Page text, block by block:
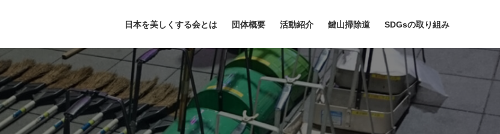
日本を美しくする会とは
活動理念 基本理念 主な活動内容 なぜトイレ掃除なのか 代表者メッセージ
団体概要
団体概要 会のあゆみ 団体一覧 予算と実績
活動紹介
年次記念大会 月例大会 お掃除通信 企業見学会 5.30運動 教師のための便教会
鍵山掃除道
出版活動 鍵山秀三郎の書籍 関連動画 30周年「掃除道」記念誌
SDGsの取り組み
SDGsの取り組み リーフレットのダウンロード